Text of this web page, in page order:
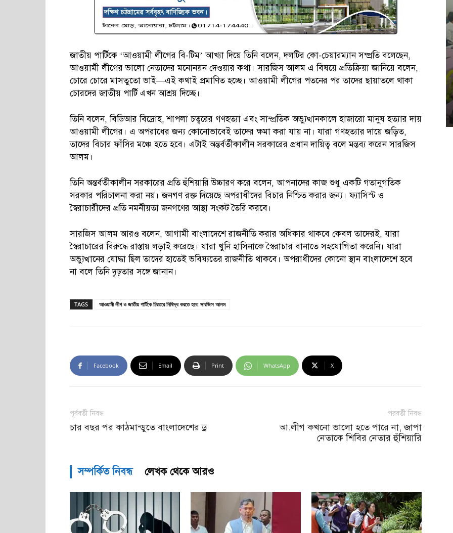
জাতীয় পার্টিকে ‘আওয়ামী লীগের বি-টিম’ আখ্যা দিয়ে তিনি বলেন, দলটির কো-চেয়ারম্যান সম্প্রতি বলেছেন,
আওয়ামী লীগের ভালো নেতাদের মনোনয়ন দেওয়ার কথা। সারজিস আলম এ বিষয়ে প্রতিক্রিয়া জানিয়ে বলেন,
চোরে চোরে মাসতুতো ভাই—এই কথাই প্রমাণিত হচ্ছে। আওয়ামী লীগের পতনের পর তাদের ছায়াতলে থাকা
চোরদের জাতীয় পার্টি এখন আশ্রয় দিচ্ছে।
তিনি বলেন, বিডিআর বিদ্রোহ, শাপলা চত্বরের গণহত্যা এবং সাম্প্রতিক অভ্যুত্থানকালে হাজারো মানুষ হত্যার দায়
আওয়ামী লীগের। এ অপরাধের জন্য কোনোভাবেই তাদের ক্ষমা করা যায় না। যারা গণহত্যার দায়ে জড়িত,
তাদের বিচার ফাঁসির মঞ্চে হতে হবে। এটাই অন্তর্বর্তীকালীন সরকারের প্রধান দায়িত্ব বলে মন্তব্য করেন সারজিস
আলম।
তিনি অন্তর্বর্তীকালীন সরকারের প্রতি হুঁশিয়ারি উচ্চারণ করে বলেন, আপনাদের কাজ শুধু একটি গতানুগতিক
সরকার পরিচালনা করা নয়। জনগণ রক্ত দিয়েছে অপরাধীদের বিচার নিশ্চিত করার জন্য। ফ্যাসিস্ট ও
স্বৈরাচারীদের প্রতি নমনীয়তা জনগণের আস্থা সংকট তৈরি করবে।
সারজিস আলম আরও বলেন, আগামী বাংলাদেশে রাজনীতি করার অধিকার থাকবে কেবল তাদেরই, যারা
স্বৈরাচারের বিরুদ্ধে রাস্তায় লড়াই করেছে। যারা খুনি হাসিনাকে স্বৈরাচার বানাতে সহযোগিতা করেনি। যারা
অভ্যুত্থানের যোদ্ধা ছিল তাদের হাতেই ভবিষ্যতের রাজনীতি থাকবে। অপরাধীদের কোনো স্থান বাংলাদেশে হবে
না বলে তিনি দৃঢ়তার সঙ্গে জানান।
TAGS আওয়ামী লীগ ও জাতীয় পার্টিকে চিরতরে নিষিদ্ধ করতে হবে: সারজিস আলম
Facebook Email Print WhatsApp X
পূর্ববর্তী নিবন্ধ
চার বছর পর কাঠমান্ডুতে বাংলাদেশের ড্র
পরবর্তী নিবন্ধ
আ.লীগ কখনো ভালো হতে পারে না, জাপা
নেতাকে শিবির নেতার হুঁশিয়ারি
সম্পর্কিত নিবন্ধ লেখক থেকে আরও